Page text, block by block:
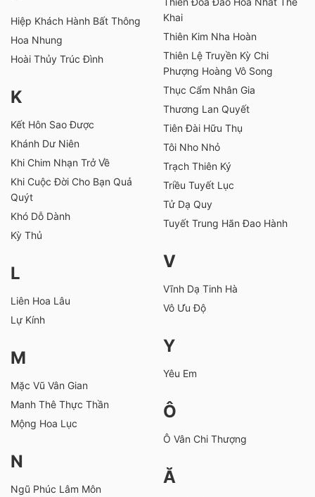
Hiệp Khách Hành Bất Thông
Hoa Nhung
Hoài Thủy Trúc Đình
K
Kết Hôn Sao Được
Khánh Dư Niên
Khi Chim Nhạn Trở Về
Khi Cuộc Đời Cho Bạn Quả
Quýt
Khó Dỗ Dành
Kỳ Thủ
L
Liên Hoa Lâu
Lự Kính
M
Mặc Vũ Vân Gian
Manh Thê Thực Thần
Mộng Hoa Lục
N
Ngũ Phúc Lâm Môn
Khai
Thiên Kim Nha Hoàn
Thiên Lệ Truyền Kỳ Chi
Phượng Hoàng Vô Song
Thục Cẩm Nhân Gia
Thương Lan Quyết
Tiên Đài Hữu Thụ
Tôi Nho Nhỏ
Trạch Thiên Ký
Triều Tuyết Lục
Tử Dạ Quy
Tuyết Trung Hãn Đao Hành
V
Vĩnh Dạ Tinh Hà
Vô Ưu Độ
Y
Yêu Em
Ô
Ô Vân Chi Thượng
Ă